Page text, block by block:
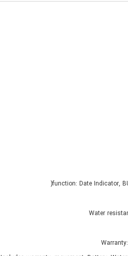
function: Date Indicator,
Water